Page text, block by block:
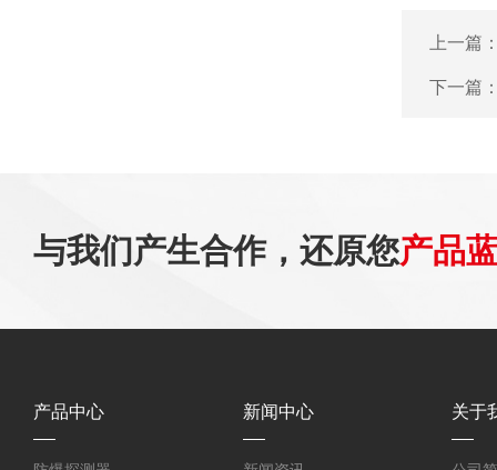
上一篇
下一篇
与我们产生合作，还原您产品
产品中心 新闻中心 关于